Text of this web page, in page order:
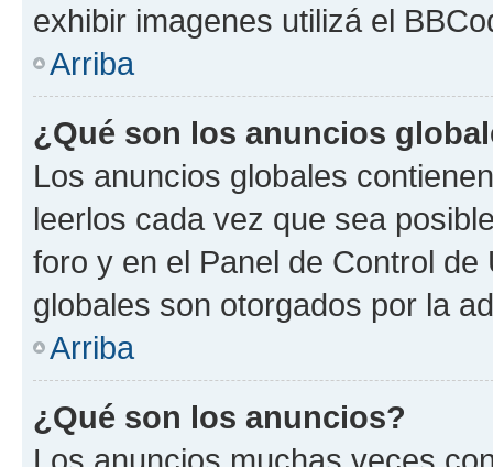
exhibir imagenes utilizá el
Arriba
¿Qué son los anuncios
Los anuncios globales
leerlos cada vez que sea
foro y en el Panel de Control
globales son otorgados por la
Arriba
¿Qué son los anuncios?
Los anuncios muchas veces